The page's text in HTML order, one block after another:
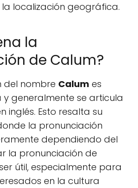
localización geográfica.
la
de Calum?
del nombre Calum es
generalmente se articula
inglés. Esto resalta su
la pronunciación
dependiendo del
la pronunciación de
útil, especialmente para
en la cultura